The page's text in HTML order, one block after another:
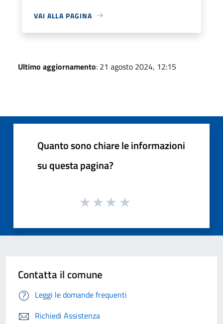
VAI ALLA PAGINA
Ultimo aggiornamento: 21 agosto 2024, 12:15
Quanto sono chiare le informazioni
su questa pagina?
Contatta il comune
Leggi le domande frequenti
Richiedi Assistenza